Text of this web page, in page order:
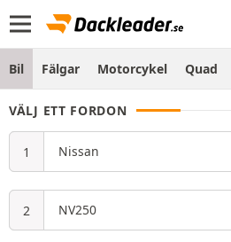
Bil Fälgar Motorcykel Quad
VÄLJ ETT FORDON